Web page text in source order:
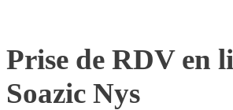
Prise de RDV en
Soazic Nys